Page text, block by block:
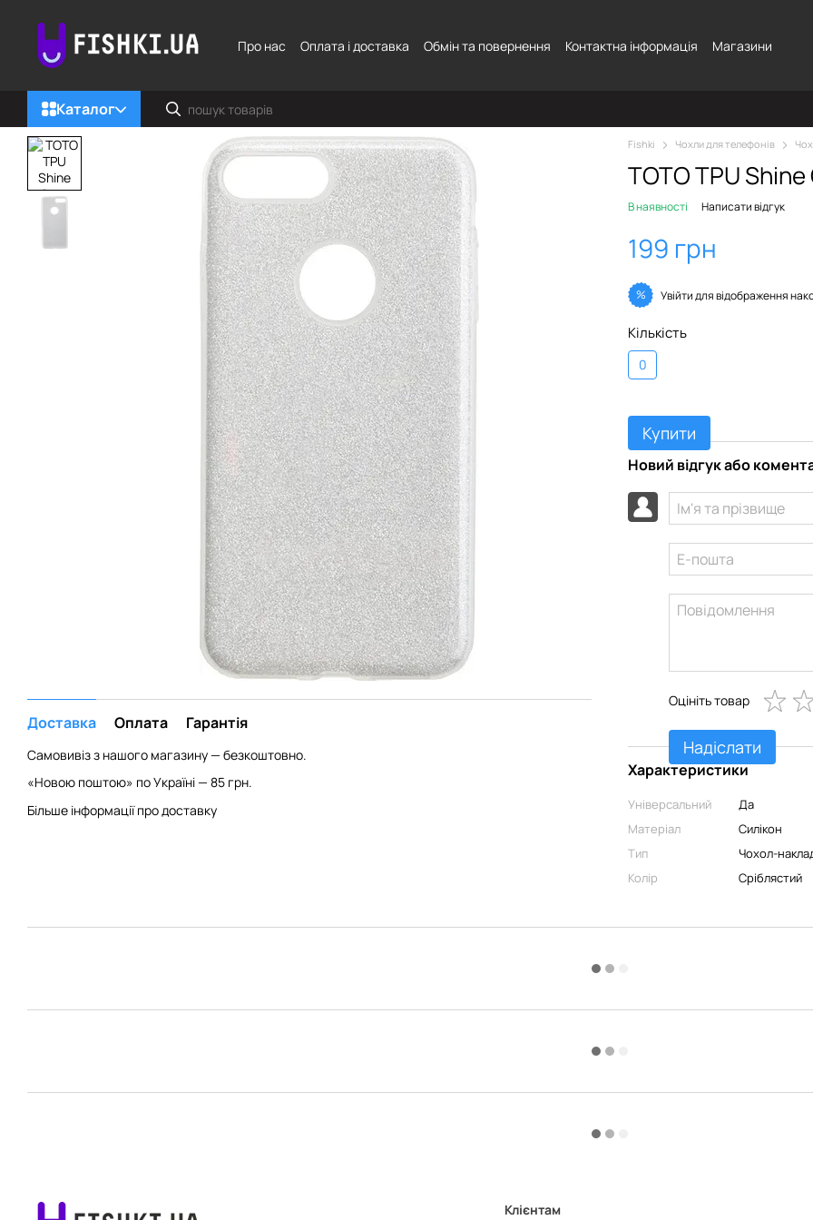
Про нас
Оплата і доставка Обмін та повернення Контактна інформація Магазини
Каталог
Доставка Оплата Гарантія
Самовивіз з нашого магазину — безкоштовно.
«Новою поштою» по Україні — 85 грн.
Більше інформації про доставку
Fishki Чохли для телефонів
TOTO TPU
В наявності Написати відгук
199 грн
% Увійтидля відображення
Кількість
0
Купити
Новий відгук або
Оцініть товар
Надіслати
Характеристики
Універсальний
Да
Матеріал
Силікон
Тип
Чохол-
Колір
Сріблястий
Клієнтам